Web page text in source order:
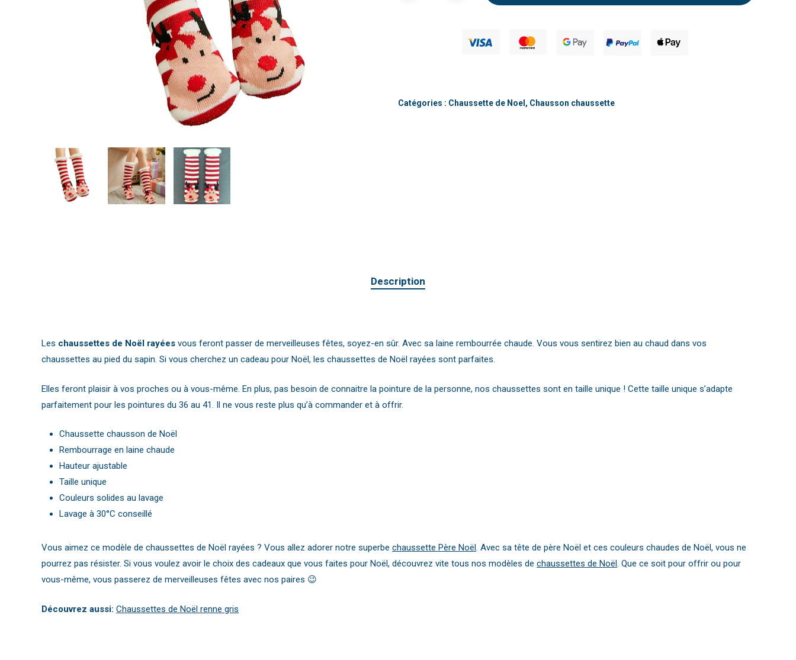
Chausson fourré pour homme
Catégories : Chaussette de Noel , Chausson chaussette
Description
Les chaussettes de Noël rayées vous feront passer de merveilleuses fêtes, soyez-en sûr. Avec sa laine rembourrée chaude. Vous vous sentirez bien au chaud dans vos
chaussettes au pied du sapin. Si vous cherchez un cadeau pour Noël, les chaussettes de Noël rayées sont parfaites.
Elles feront plaisir à vos proches ou à vous-même. En plus, pas besoin de connaitre la pointure de la personne, nos chaussettes sont en taille unique ! Cette taille unique s’adapte
parfaitement pour les pointures du 36 au 41. Il ne vous reste plus qu’à commander et à offrir.
Chaussette chausson de Noël
Rembourrage en laine chaude
Hauteur ajustable
Taille unique
Couleurs solides au lavage
Lavage à 30°C conseillé
Vous aimez ce modèle de chaussettes de Noël rayées ? Vous allez adorer notre superbe chaussette Père Noël. Avec sa tête de père Noël et ces couleurs chaudes de Noël, vous ne
pourrez pas résister. Si vous voulez avoir le choix des cadeaux que vous faites pour Noël, découvrez vite tous nos modèles de chaussettes de Noël. Que ce soit pour offrir ou pour
vous-même, vous passerez de merveilleuses fêtes avec nos paires 😉
Découvrez aussi: Chaussettes de Noël renne gris